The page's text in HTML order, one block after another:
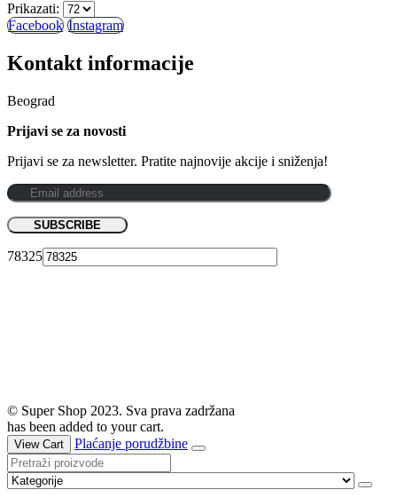
Prikazati:
Facebook Instagram
Kontakt informacije
Beograd
Prijavi se za novosti
Prijavi se za newsletter. Pratite najnovije akcije i sniženja!
78325
© Super Shop 2023. Sva prava zadržana
has been added to your cart.
View Cart Plaćanje porudžbine